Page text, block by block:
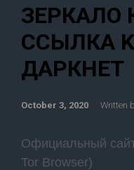
ЗЕРКАЛО
ССЫЛКА
ДАРКНЕТ
October 3, 2020 Written
Официальный
Tor Browser)